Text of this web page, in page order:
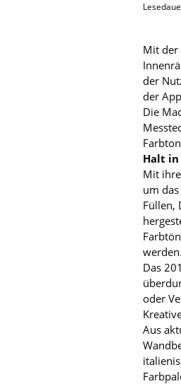
Mit der
der
der
Die
Halt in
Mit
um
Füllen,
werden.
Das
oder
Aus